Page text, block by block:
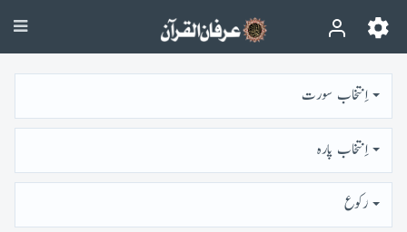
اِنتخاب سورت
اِنتخاب پارہ
رُكوع